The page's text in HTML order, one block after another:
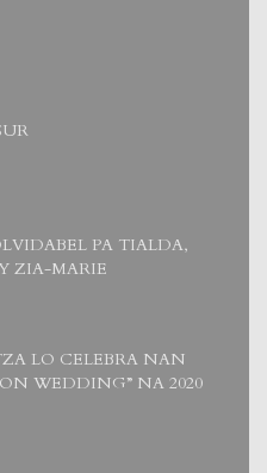
PA TIALDA,
ZIA-MARIE
LO CELEBRA NAN
WEDDING” NA 2020